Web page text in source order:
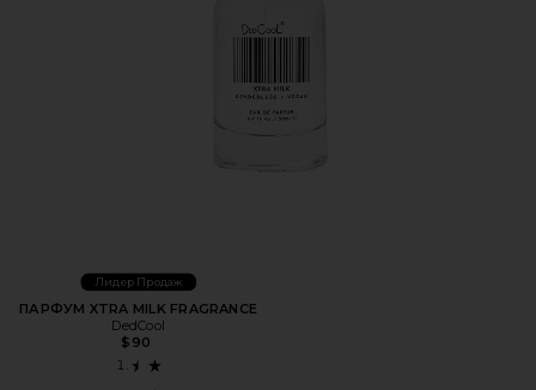
Лидер Продаж
ПАРФУМ XTRA MILK FRAGRANCE
DedCool
$90